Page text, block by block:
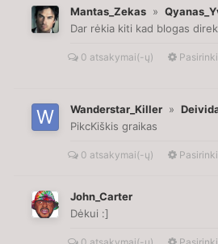
Mantas_Zekas »
Dar rėkia kiti kad blogas
0 atsakymai(-ų)
Wanderstar_Killer »
PikcKiškis graikas
0 atsakymai(-ų)
John_Carter
Dėkui :]